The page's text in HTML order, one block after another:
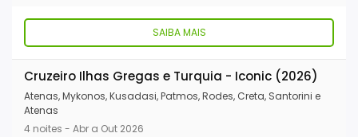
SAIBA MAIS
Cruzeiro Ilhas Gregas e Turquia - Iconic (2026)
Atenas, Mykonos, Kusadasi, Patmos, Rodes, Creta, Santorini e
Atenas
4 noites - Abr a Out 2026